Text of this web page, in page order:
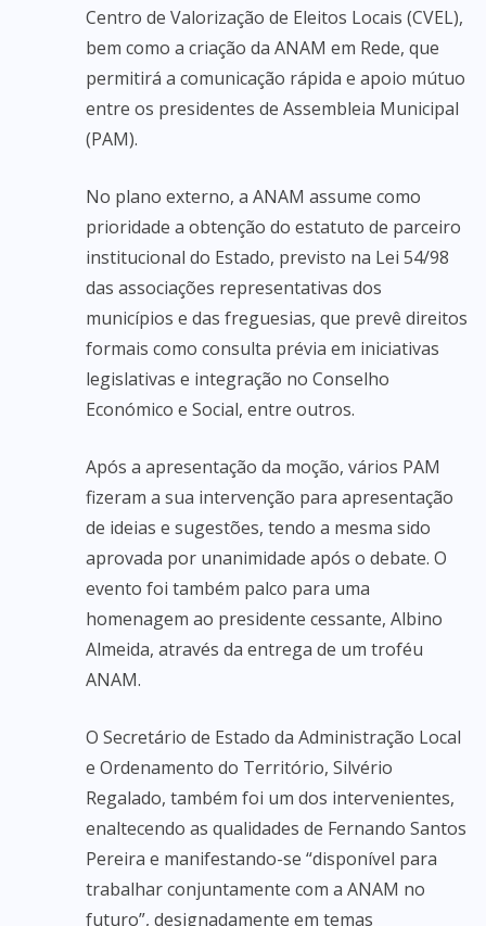
Centro de Valorização de Eleitos Locais (CVEL),
bem como a criação da ANAM em Rede, que
permitirá a comunicação rápida e apoio mútuo
entre os presidentes de Assembleia Municipal
(PAM).
No plano externo, a ANAM assume como
prioridade a obtenção do estatuto de parceiro
institucional do Estado, previsto na Lei 54/98
das associações representativas dos
municípios e das freguesias, que prevê direitos
formais como consulta prévia em iniciativas
legislativas e integração no Conselho
Económico e Social, entre outros.
Após a apresentação da moção, vários PAM
fizeram a sua intervenção para apresentação
de ideias e sugestões, tendo a mesma sido
aprovada por unanimidade após o debate. O
evento foi também palco para uma
homenagem ao presidente cessante, Albino
Almeida, através da entrega de um troféu
ANAM.
O Secretário de Estado da Administração Local
e Ordenamento do Território, Silvério
Regalado, também foi um dos intervenientes,
enaltecendo as qualidades de Fernando Santos
Pereira e manifestando-se “disponível para
trabalhar conjuntamente com a ANAM no
futuro”, designadamente em temas